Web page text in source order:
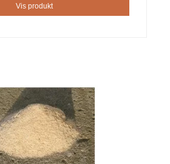
Vis produkt